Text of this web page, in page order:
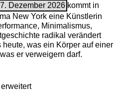
Dezember 2026 kommt in
New York eine Künstlerin
Minimalismus,
radikal verändert
heute, was ein Körper auf einer
er verweigern darf.